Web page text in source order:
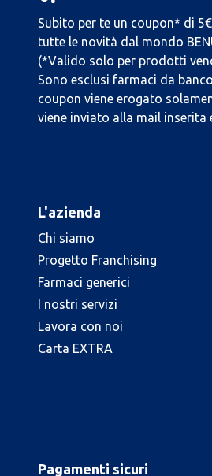
Subito per te un coupon* di
tutte le novità dal mondo
(*Valido solo per prodotti
Sono esclusi farmaci da
coupon viene erogato
viene inviato alla mail inserita
L'azienda
Chi siamo
Progetto Franchising
Farmaci generici
I nostri servizi
Lavora con noi
Carta EXTRA
Pagamenti sicuri